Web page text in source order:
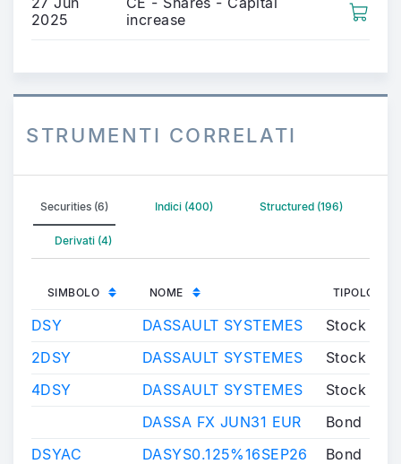
2025
increase
STRUMENTI CORRELATI
Securities (6) Indici (400) Structured (196)
Derivati (4)
SIMBOLO NOME TIPOLOGIA
DSY DASSAULT SYSTEMES
Stock
2DSY
DASSAULT SYSTEMES
Stock
4DSY
DASSAULT SYSTEMES
Stock
DASSA FX JUN31 EUR
Bond
DSYAC
DASYS0.125%16SEP26 Bond